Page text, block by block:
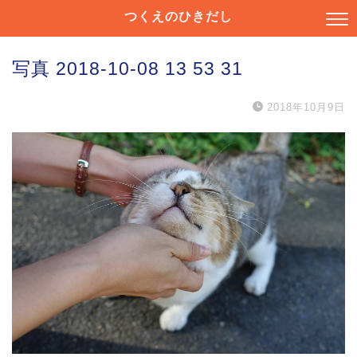
つくえのひきだし
写真 2018-10-08 13 53 31
2018年10月9日